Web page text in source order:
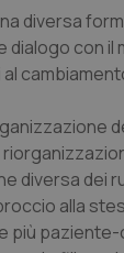
Polmone &
diversa
dialogo con il
diversa dei
alla
più